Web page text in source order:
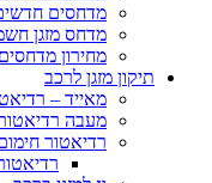
מדחסים
מדחס מזגן
מחירון
תיקון מזגן לרכב
מאייד –
מעבה רדיאטור
רדיאטור